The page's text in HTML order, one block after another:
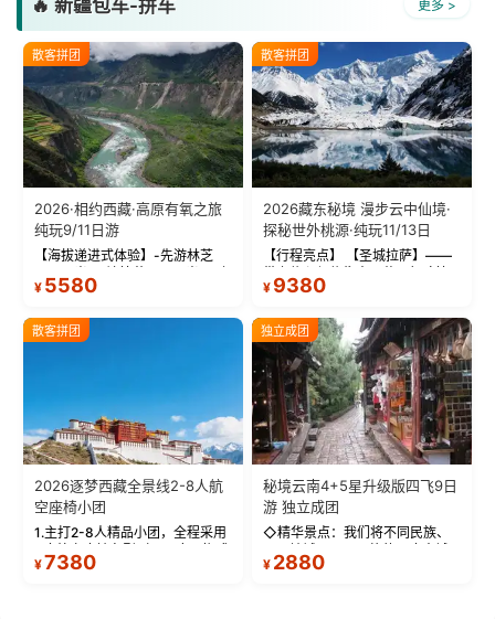
🔥 新疆包车-拼车 更多 >
散客拼团
2026·相约西藏·高原有氧之旅
纯玩9/11日游
【海拔递进式体验】-先游林芝
(2900米)再访拉萨(3650米)，亲
测 99%游客零高反 。 【贴心保
反根本不是事儿 ！ 【无人机航
拍】-雪山/圣湖/...
¥ 5580
散客拼团
2026藏东秘境 漫步云中仙境·
探秘世外桃源·纯玩11/13日
【行程亮点】 【圣城拉萨】——
带上信心与信仰去西藏，行吟拉
萨，感受这座城与生俱来的与众
城堡寺院于一体的宏伟建筑，是
西藏最完整的古代...
¥ 9380
散客拼团
2026逐梦西藏全景线2-8人航
空座椅小团
1.主打2-8人精品小团，全程采用
座舱），提供VIP级别的舒适出行
¥7380
独立成团
秘境云南4+5星升级版四飞9日
游 独立成团
◇精华景点：我们将不同民族、
—【大理古城、丽江古城、香格
¥ 2880